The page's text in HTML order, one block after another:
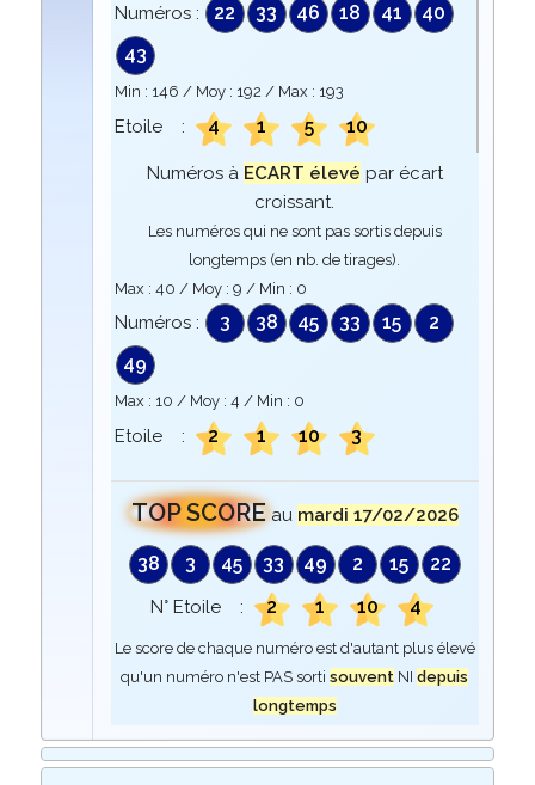
Numéros : 22 33 46 18 41
40
43
Min : 146 / Moy : 192 / Max : 193
Etoile : 4 1 5 10
Numéros à ECART élevé par écart
croissant.
Les numéros qui ne sont pas sortis depuis
longtemps (en nb. de tirages).
Max : 40 / Moy : 9 / Min : 0
Numéros : 3 38 45 33 15
2
49
Max : 10 / Moy : 4 / Min : 0
Etoile : 2 1 10 3
TOP SCORE au mardi 17/02/2026
38 3 45 33 49 2 15 22
N° Etoile : 2 1 10 4
Le score de chaque numéro est d'autant plus élevé
qu'un numéro n'est PAS sortisouvent NIdepuis
longtemps